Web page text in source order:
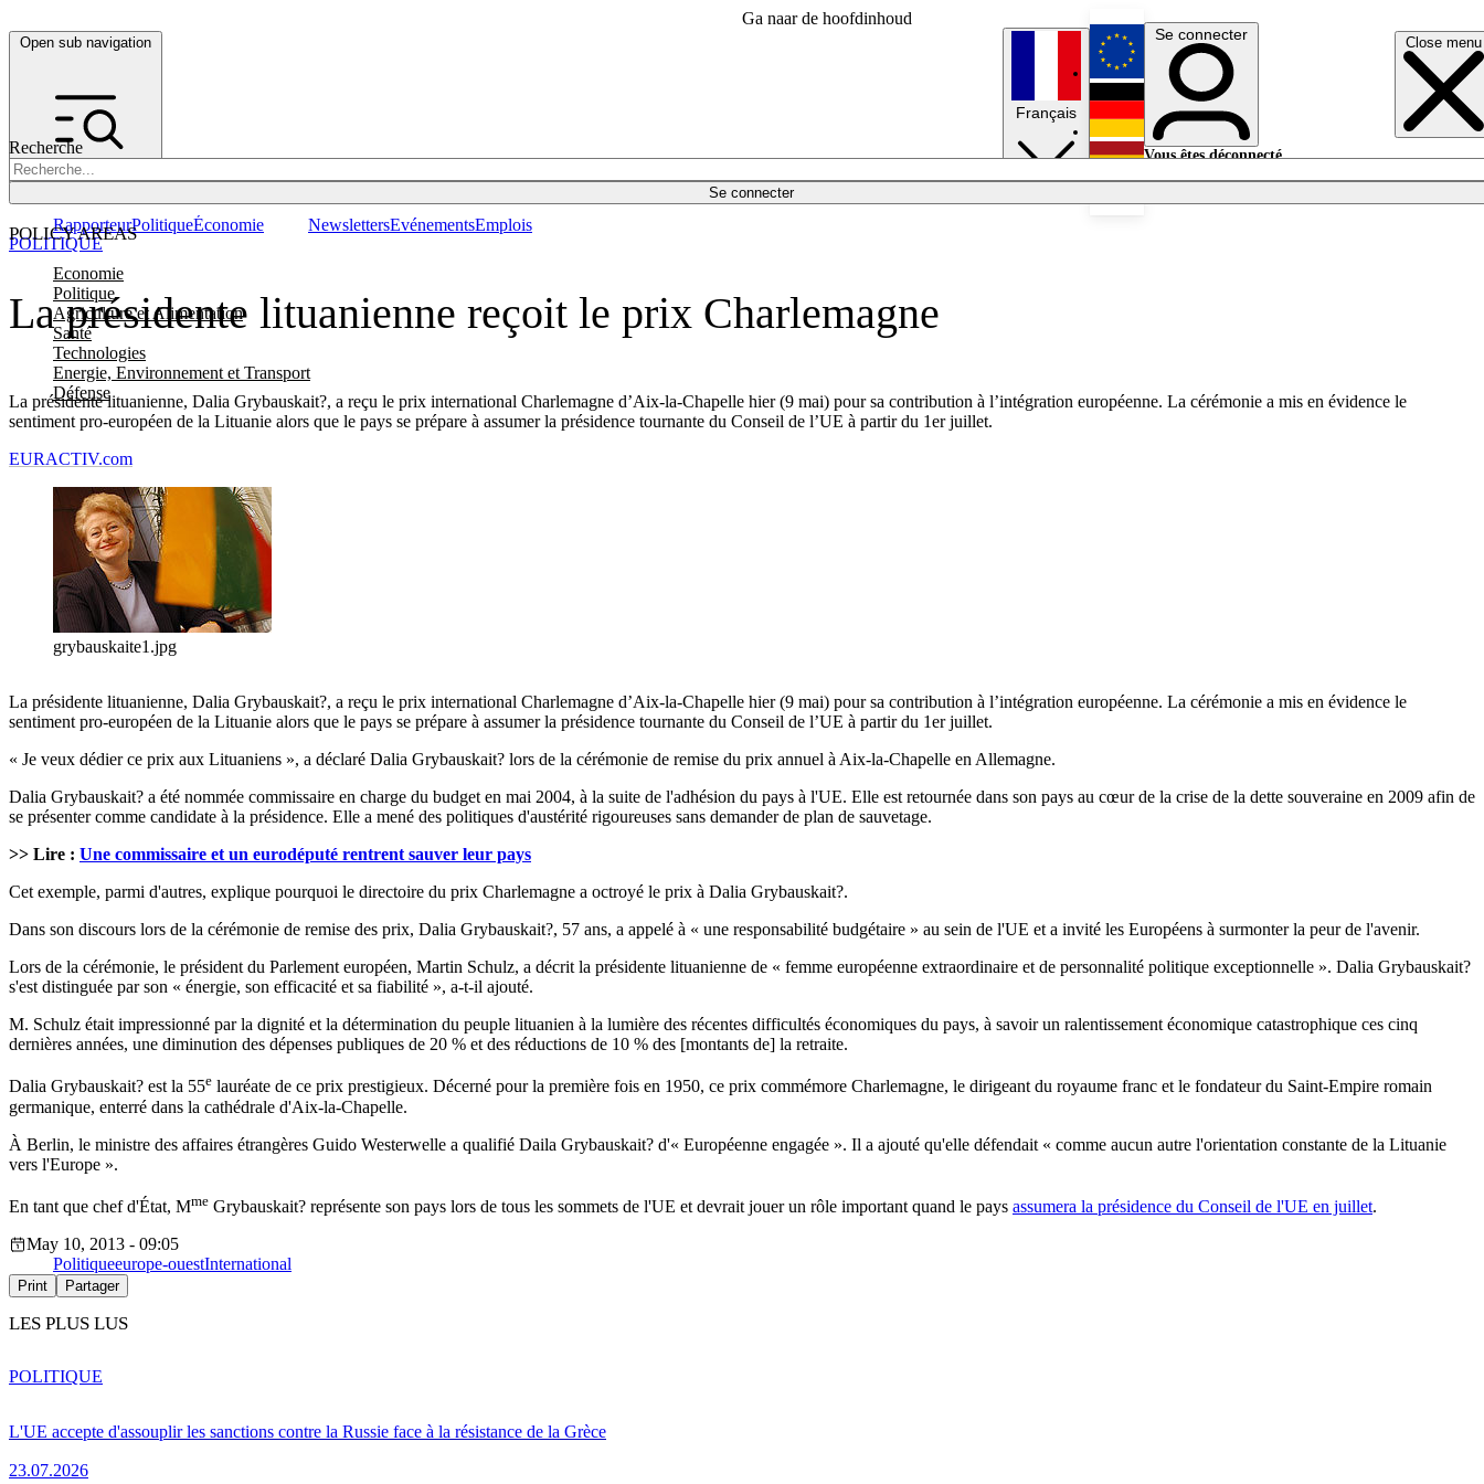
Ga naar de hoofdinhoud
Open sub navigation Close menu
Recherche
Se connecter
POLICY AREAS
Economie
Politique
Agriculture et Alimentation
Santé
Technologies
Energie, Environnement et Transport
Défense
RapporteurPolitiqueÉconomie NewslettersEvénementsEmplois
Français
English
Deutsch
Se connecter
Vous êtes déconnecté.
La présidente lituanienne reçoit le prix Charlemagne
La présidente lituanienne, Dalia Grybauskait?, a reçu le prix international Charlemagne d’Aix-la-Chapelle hier (9 mai) pour sa contribution à l’intégration européenne. La cérémonie a mis en évidence le
sentiment pro-européen de la Lituanie alors que le pays se prépare à assumer la présidence tournante du Conseil de l’UE à partir du 1er juillet.
POLITIQUE
EURACTIV.com
grybauskaite1.jpg
La présidente lituanienne, Dalia Grybauskait?, a reçu le prix international Charlemagne d’Aix-la-Chapelle hier (9 mai) pour sa contribution à l’intégration européenne. La cérémonie a mis en évidence le
sentiment pro-européen de la Lituanie alors que le pays se prépare à assumer la présidence tournante du Conseil de l’UE à partir du 1er juillet.
« Je veux dédier ce prix aux Lituaniens », a déclaré Dalia Grybauskait? lors de la cérémonie de remise du prix annuel à Aix-la-Chapelle en Allemagne.
Dalia Grybauskait? a été nommée commissaire en charge du budget en mai 2004, à la suite de l'adhésion du pays à l'UE. Elle est retournée dans son pays au cœur de la crise de la dette souveraine en 2009 afin de
se présenter comme candidate à la présidence. Elle a mené des politiques d'austérité rigoureuses sans demander de plan de sauvetage.
>> Lire : Une commissaire et un eurodéputé rentrent sauver leur pays
Cet exemple, parmi d'autres, explique pourquoi le directoire du prix Charlemagne a octroyé le prix à Dalia Grybauskait?.
Dans son discours lors de la cérémonie de remise des prix, Dalia Grybauskait?, 57 ans, a appelé à « une responsabilité budgétaire » au sein de l'UE et a invité les Européens à surmonter la peur de l'avenir.
Lors de la cérémonie, le président du Parlement européen, Martin Schulz, a décrit la présidente lituanienne de « femme européenne extraordinaire et de personnalité politique exceptionnelle ». Dalia Grybauskait?
s'est distinguée par son « énergie, son efficacité et sa fiabilité », a-t-il ajouté.
M. Schulz était impressionné par la dignité et la détermination du peuple lituanien à la lumière des récentes difficultés économiques du pays, à savoir un ralentissement économique catastrophique ces cinq
dernières années, une diminution des dépenses publiques de 20 % et des réductions de 10 % des [montants de] la retraite.
Dalia Grybauskait? est la 55e lauréate de ce prix prestigieux. Décerné pour la première fois en 1950, ce prix commémore Charlemagne, le dirigeant du royaume franc et le fondateur du Saint-Empire romain
germanique, enterré dans la cathédrale d'Aix-la-Chapelle.
À Berlin, le ministre des affaires étrangères Guido Westerwelle a qualifié Daila Grybauskait? d'« Européenne engagée ». Il a ajouté qu'elle défendait « comme aucun autre l'orientation constante de la Lituanie
vers l'Europe ».
En tant que chef d'État, Mme Grybauskait? représente son pays lors de tous les sommets de l'UE et devrait jouer un rôle important quand le pays assumera la présidence du Conseil de l'UE en juillet.
May 10, 2013 - 09:05
Politiqueeurope-ouestInternational
Print Partager
LES PLUS LUS
L'UE accepte d'assouplir les sanctions contre la Russie face à la résistance de la Grèce
23.07.2026
POLITIQUE